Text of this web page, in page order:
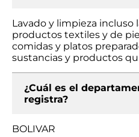
Lavado y limpieza incluso
productos textiles y de
comidas y platos
sustancias y productos
¿Cuál es el
registra?
BOLIVAR